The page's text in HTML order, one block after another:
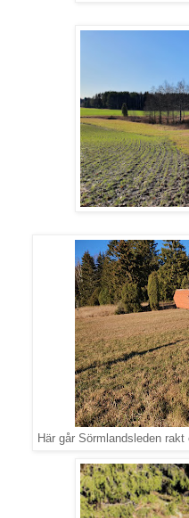
Här går Sörmlandsleden